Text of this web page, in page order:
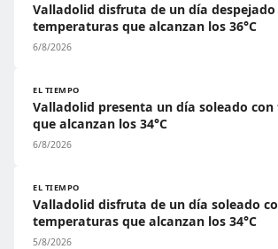
Valladolid disfruta de un día despejado
temperaturas que alcanzan los 36°C
6/8/2026
EL TIEMPO
Valladolid presenta un día soleado
que alcanzan los 34°C
6/8/2026
EL TIEMPO
Valladolid disfruta de un día soleado
temperaturas que alcanzan los 34°C
5/8/2026